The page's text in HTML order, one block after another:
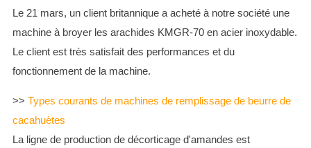
Le 21 mars, un client britannique a acheté à notre société une
machine à broyer les arachides KMGR-70 en acier inoxydable.
Le client est très satisfait des performances et du
fonctionnement de la machine.
>> Types courants de machines de remplissage de beurre de
cacahuètes
La ligne de production de décorticage d'amandes est